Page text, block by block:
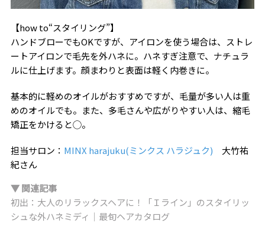
【how to“スタイリング”】
ハンドブローでもOKですが、アイロンを使う場合は、ストレ
ートアイロンで毛先を外ハネに。ハネすぎ注意で、ナチュラ
ルに仕上げます。顔まわりと表面は軽く内巻きに。
基本的に軽めのオイルがおすすめですが、毛量が多い人は重
めのオイルでも。また、多毛さんや広がりやすい人は、縮毛
矯正をかけると◯。
担当サロン： MINX harajuku(ミンクス ハラジュク) 大竹祐
紀さん
▼ 関連記事
初出：大人のリラックスヘアに！「Ｉライン」のスタイリッ
シュな外ハネミディ｜最旬ヘアカタログ